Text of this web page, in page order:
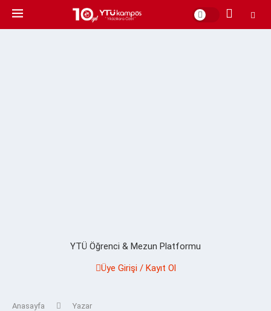
YTÜ Öğrenci & Mezun Platformu
Üye Girişi / Kayıt Ol
Anasayfa Yazar